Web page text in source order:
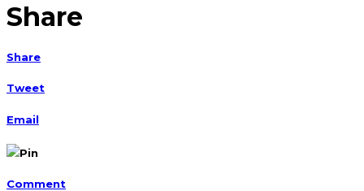
Share
Share
Tweet
Email
Pin
Comment